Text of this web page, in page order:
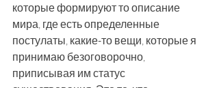
которые формируют то описание
мира, где есть определенные
постулаты, какие-то вещи, которые я
принимаю безоговорочно,
приписывая им статус